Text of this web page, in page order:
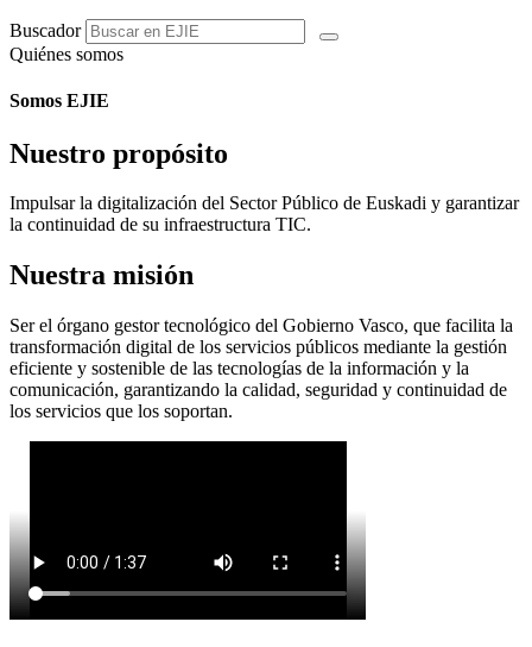
Buscador
Quiénes somos
Somos EJIE
Nuestro propósito
Impulsar la digitalización del Sector Público de Euskadi y garantizar
la continuidad de su infraestructura TIC.
Nuestra misión
Ser el órgano gestor tecnológico del Gobierno Vasco, que facilita la
transformación digital de los servicios públicos mediante la gestión
eficiente y sostenible de las tecnologías de la información y la
comunicación, garantizando la calidad, seguridad y continuidad de
los servicios que los soportan.